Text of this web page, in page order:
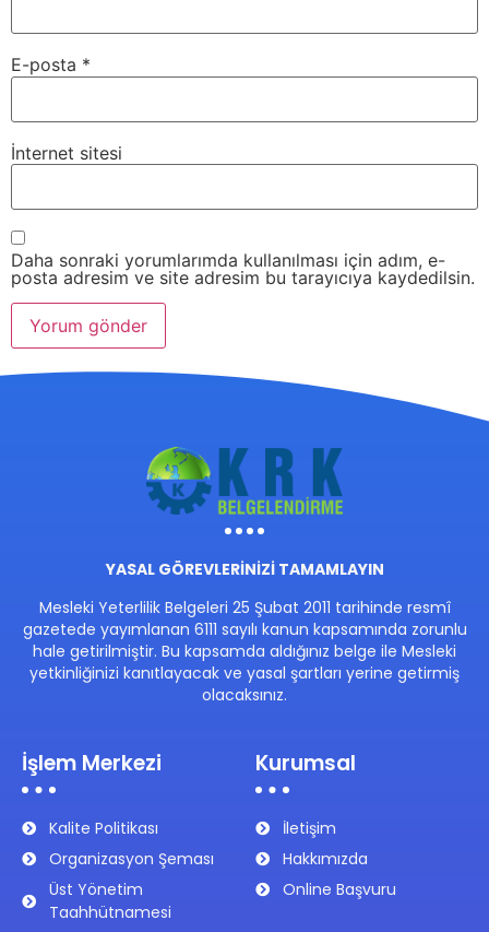
E-posta *
İnternet sitesi
Daha sonraki yorumlarımda kullanılması için adım, e-
posta adresim ve site adresim bu tarayıcıya kaydedilsin.
YASAL GÖREVLERİNİZİ TAMAMLAYIN
Mesleki Yeterlilik Belgeleri 25 Şubat 2011 tarihinde resmî
gazetede yayımlanan 6111 sayılı kanun kapsamında zorunlu
hale getirilmiştir. Bu kapsamda aldığınız belge ile Mesleki
yetkinliğinizi kanıtlayacak ve yasal şartları yerine getirmiş
olacaksınız.
İşlem Merkezi
Kalite Politikası
Organizasyon Şeması
Üst Yönetim
Taahhütnamesi
Kurumsal
İletişim
Hakkımızda
Online Başvuru